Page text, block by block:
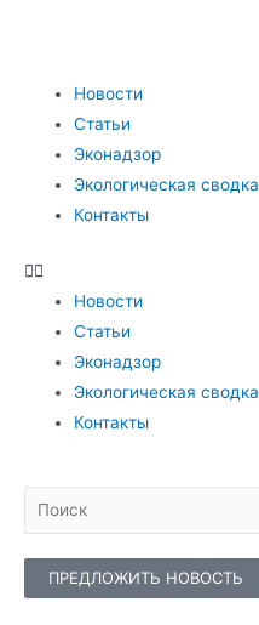
Новости
Статьи
Эконадзор
Экологическая сводка
Контакты
Новости
Статьи
Эконадзор
Экологическая сводка
Контакты
ПРЕДЛОЖИТЬ НОВОСТЬ